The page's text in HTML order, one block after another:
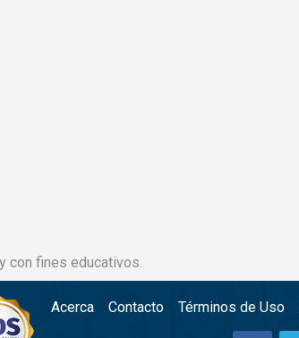
con fines educativos.
Acerca Contacto Términos de Uso